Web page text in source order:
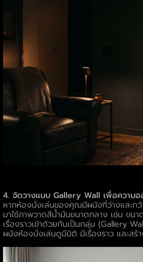
4. จัดวางแบบ Gallery Wall เพื่อความอ
หากห้องนั่งเล่นของคุณมีผนังที่ว่างและก
มาใช้ภาพวาดสีน้ำมันขนาดกลาง เช่น ข
เรื่องราวเข้าด้วยกันเป็นกลุ่ม (Gallery
ผนังห้องนั่งเล่นดูมีมิติ มีเรื่องราว และสร้